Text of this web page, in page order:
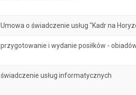
Umowa o świadczenie usług "Kadr na
przygotowanie i wydanie posiłków -
świadczenie usług informatycznych